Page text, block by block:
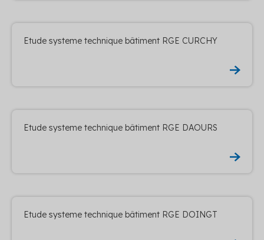
Etude systeme technique bâtiment RGE CURCHY
Etude systeme technique bâtiment RGE DAOURS
Etude systeme technique bâtiment RGE DOINGT